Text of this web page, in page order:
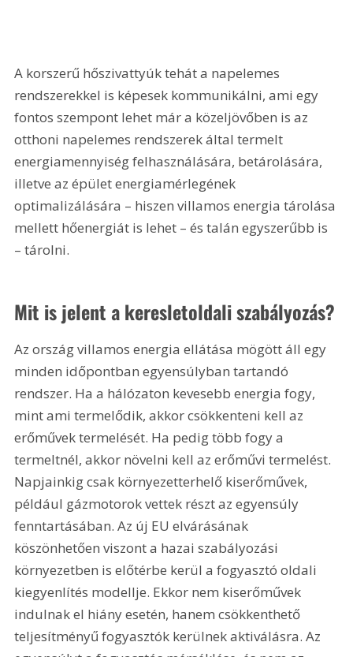
A korszerű hőszivattyúk tehát a napelemes
rendszerekkel is képesek kommunikálni, ami egy
fontos szempont lehet már a közeljövőben is az
otthoni napelemes rendszerek által termelt
energiamennyiség felhasználására, betárolására,
illetve az épület energiamérlegének
optimalizálására – hiszen villamos energia tárolása
mellett hőenergiát is lehet – és talán egyszerűbb is
– tárolni.
Mit is jelent a keresletoldali szabályozás?
Az ország villamos energia ellátása mögött áll egy
minden időpontban egyensúlyban tartandó
rendszer. Ha a hálózaton kevesebb energia fogy,
mint ami termelődik, akkor csökkenteni kell az
erőművek termelését. Ha pedig több fogy a
termeltnél, akkor növelni kell az erőművi termelést.
Napjainkig csak környezetterhelő kiserőművek,
például gázmotorok vettek részt az egyensúly
fenntartásában. Az új EU elvárásának
köszönhetően viszont a hazai szabályozási
környezetben is előtérbe kerül a fogyasztó oldali
kiegyenlítés modellje. Ekkor nem kiserőművek
indulnak el hiány esetén, hanem csökkenthető
teljesítményű fogyasztók kerülnek aktiválásra. Az